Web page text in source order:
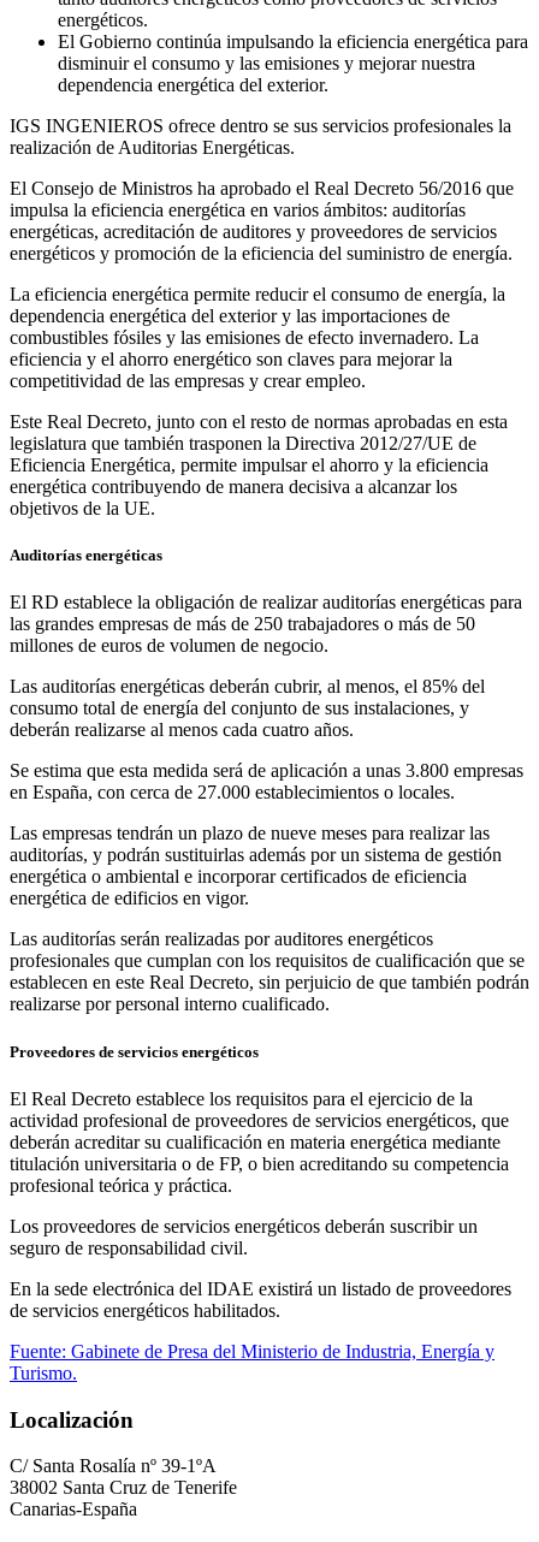
energéticos.
El Gobierno continúa impulsando la eficiencia energética para
disminuir el consumo y las emisiones y mejorar nuestra
dependencia energética del exterior.
IGS INGENIEROS ofrece dentro se sus servicios profesionales la
realización de Auditorias Energéticas.
El Consejo de Ministros ha aprobado el Real Decreto 56/2016 que
impulsa la eficiencia energética en varios ámbitos: auditorías
energéticas, acreditación de auditores y proveedores de servicios
energéticos y promoción de la eficiencia del suministro de energía.
La eficiencia energética permite reducir el consumo de energía, la
dependencia energética del exterior y las importaciones de
combustibles fósiles y las emisiones de efecto invernadero. La
eficiencia y el ahorro energético son claves para mejorar la
competitividad de las empresas y crear empleo.
Este Real Decreto, junto con el resto de normas aprobadas en esta
legislatura que también trasponen la Directiva 2012/27/UE de
Eficiencia Energética, permite impulsar el ahorro y la eficiencia
energética contribuyendo de manera decisiva a alcanzar los
objetivos de la UE.
Auditorías energéticas
El RD establece la obligación de realizar auditorías energéticas para
las grandes empresas de más de 250 trabajadores o más de 50
millones de euros de volumen de negocio.
Las auditorías energéticas deberán cubrir, al menos, el 85% del
consumo total de energía del conjunto de sus instalaciones, y
deberán realizarse al menos cada cuatro años.
Se estima que esta medida será de aplicación a unas 3.800 empresas
en España, con cerca de 27.000 establecimientos o locales.
Las empresas tendrán un plazo de nueve meses para realizar las
auditorías, y podrán sustituirlas además por un sistema de gestión
energética o ambiental e incorporar certificados de eficiencia
energética de edificios en vigor.
Las auditorías serán realizadas por auditores energéticos
profesionales que cumplan con los requisitos de cualificación que se
establecen en este Real Decreto, sin perjuicio de que también podrán
realizarse por personal interno cualificado.
Proveedores de servicios energéticos
El Real Decreto establece los requisitos para el ejercicio de la
actividad profesional de proveedores de servicios energéticos, que
deberán acreditar su cualificación en materia energética mediante
titulación universitaria o de FP, o bien acreditando su competencia
profesional teórica y práctica.
Los proveedores de servicios energéticos deberán suscribir un
seguro de responsabilidad civil.
En la sede electrónica del IDAE existirá un listado de proveedores
de servicios energéticos habilitados.
Fuente: Gabinete de Presa del Ministerio de Industria, Energía y
Turismo.
Localización
C/ Santa Rosalía nº 39-1ºA
38002 Santa Cruz de Tenerife
Canarias-España